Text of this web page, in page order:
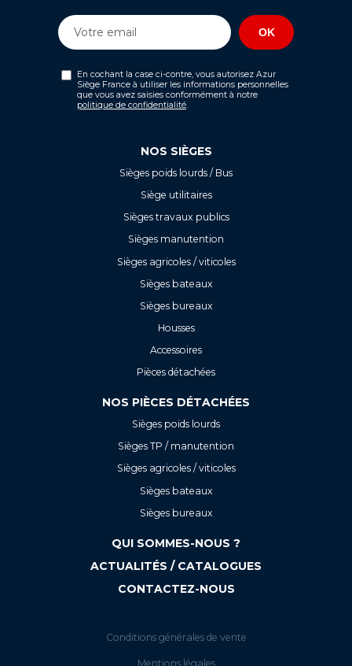
En cochant la case ci-contre, vous autorisez Azur
Siège France à utiliser les informations personnelles
que vous avez saisies conformément à notre
politique de confidentialité.
NOS SIÈGES
Sièges poids lourds / Bus
Siège utilitaires
Sièges travaux publics
Sièges manutention
Sièges agricoles / viticoles
Sièges bateaux
Sièges bureaux
Housses
Accessoires
Pièces détachées
NOS PIÈCES DÉTACHÉES
Sièges poids lourds
Sièges TP / manutention
Sièges agricoles / viticoles
Sièges bateaux
Sièges bureaux
QUI SOMMES-NOUS ?
ACTUALITÉS / CATALOGUES
CONTACTEZ-NOUS
Conditions générales de vente
Mentions légales